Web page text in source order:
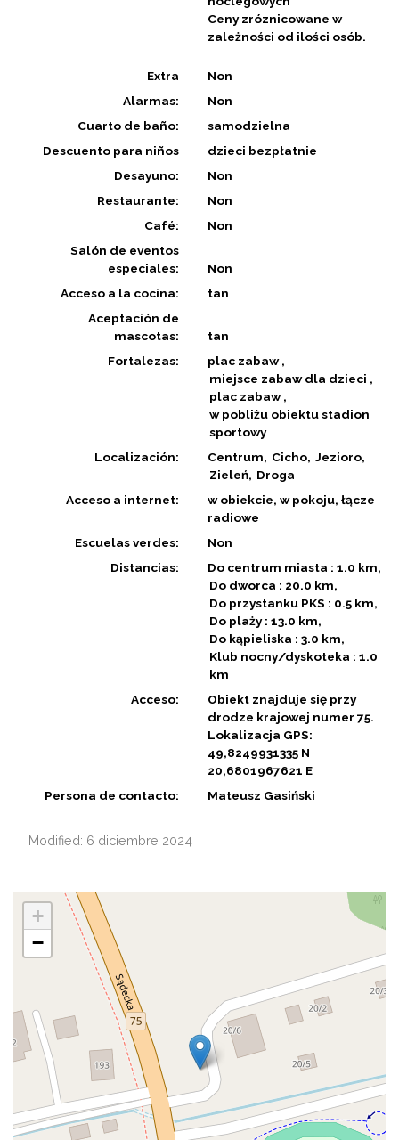
Ceny zróznicowane w
zależności od ilości osób.
Extra
Non
Alarmas:
Non
Cuarto de baño:
samodzielna
Descuento para niños
dzieci bezpłatnie
Desayuno:
Non
Restaurante:
Non
Café:
Non
Salón de eventos
especiales:
Non
Acceso a la cocina:
tan
Aceptación de
mascotas:
tan
Fortalezas:
plac zabaw
miejsce zabaw dla dzieci
plac zabaw
w pobliżu obiektu stadion
sportowy
Localización:
Centrum Cicho Jezioro
Zieleń
Droga
Acceso a internet:
w obiekcie, w pokoju, łącze
radiowe
Escuelas verdes:
Non
Distancias:
Do centrum miasta : 1.0 km
Do dworca : 20.0 km
Do przystanku PKS : 0.5 km
Do plaży : 13.0 km
Do kąpieliska : 3.0 km
Klub nocny/dyskoteka : 1.0
km
Acceso:
Obiekt znajduje się przy
drodze krajowej numer 75.
Lokalizacja GPS:
49,8249931335 N
20,6801967621 E
Persona de contacto:
Mateusz Gasiński
Modified: 6 diciembre 2024
+
−